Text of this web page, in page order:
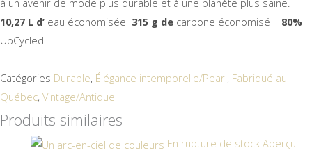
à un avenir de mode plus durable et à une planète plus saine.
10,27 L d’ eau économisée 315 g de carbone économisé
80%
UpCycled
Catégories Durable, Élégance intemporelle/Pearl, Fabriqué au
Québec, Vintage/Antique
Produits similaires
En rupture de stock Aperçu